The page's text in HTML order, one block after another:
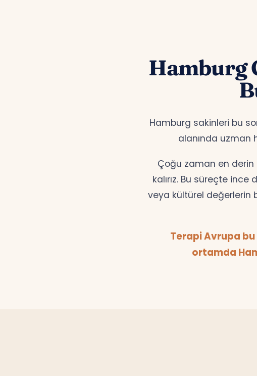
Hamburg
Hamburg sakinleri bu
alanında uzman
Çoğu zaman en derin
kalırız. Bu süreçte
veya kültürel değerlerin
Terapi Avrupa
ortamda